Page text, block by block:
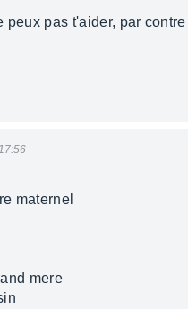
peux pas t'aider, par
maternel
mere